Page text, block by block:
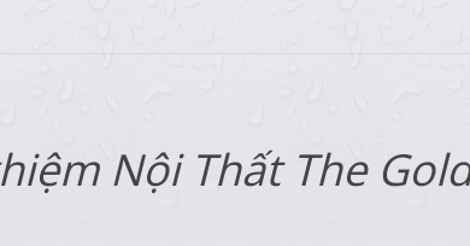
Nội Thất The